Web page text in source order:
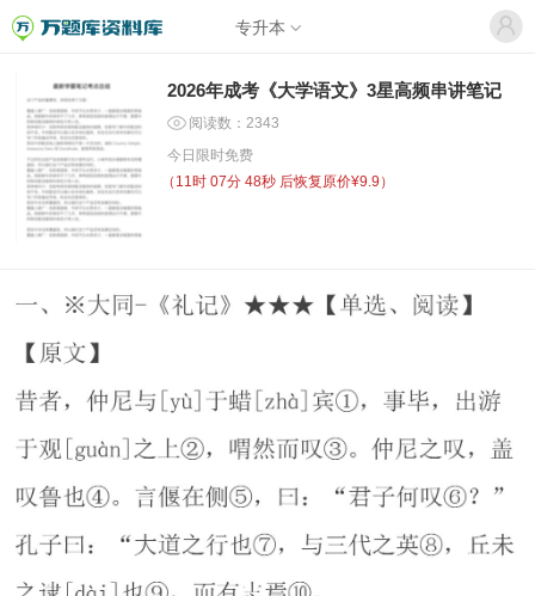
专升本
2026年成考《大学语文》3星高频串讲笔记
阅读数：2343
今日限时免费
（ 11时 07分 48秒 后恢复原价¥9.9）